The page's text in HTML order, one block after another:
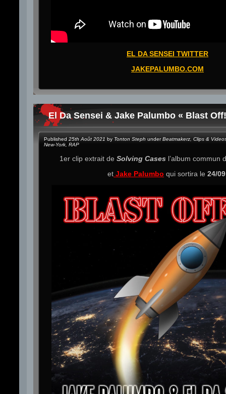
EL DA SENSEI TWITTER
JAKEPALUMBO.COM
El Da Sensei & Jake Palumbo « Blast
Published 25th Août 2021 by Tonton Steph underBeatmakerz Clips &
New-York RAP
1er clip extrait de Solving Cases l’album commun
et Jake Palumbo qui sortira le 24/09